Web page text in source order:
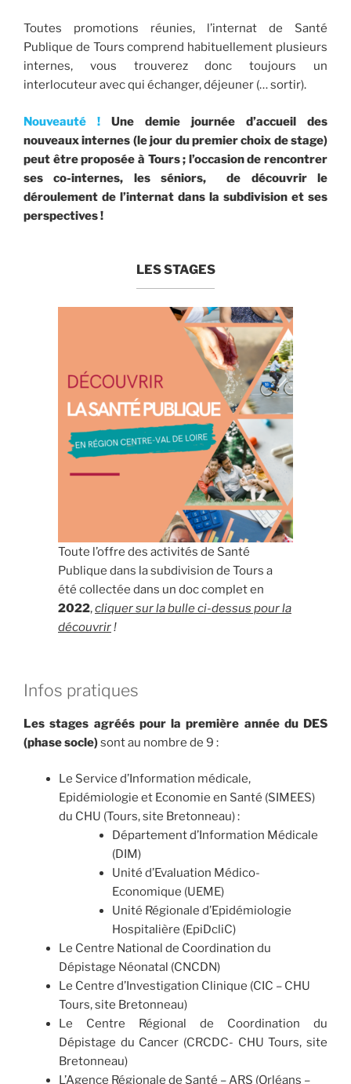
Toutes promotions réunies, l’internat de Santé
Publique de Tours comprend habituellement plusieurs
internes, vous trouverez donc toujours un
interlocuteur avec qui échanger, déjeuner (… sortir).
Nouveauté !
Une demie journée d’accueil des
nouveaux internes (le jour du premier choix de stage)
peut être proposée à Tours ; l’occasion de rencontrer
ses co-internes, les séniors, de découvrir le
déroulement de l’internat dans la subdivision et ses
perspectives !
LES STAGES
Toute l’offre des activités de Santé
Publique dans la subdivision de Tours a
été collectée dans un doc complet en
2022,cliquer sur la bulle ci-dessus pour la
découvrir!
Infos pratiques
Les stages agréés pour la première année du DES
(phase socle)sont au nombre de 9 :
Le Service d’Information médicale,
Epidémiologie et Economie en Santé (SIMEES)
du CHU (Tours, site Bretonneau) :
Département d’Information Médicale
(DIM)
Unité d’Evaluation Médico-
Economique (UEME)
Unité Régionale d’Epidémiologie
Hospitalière (EpiDcliC)
Le Centre National de Coordination du
Dépistage Néonatal (CNCDN)
Le Centre d’Investigation Clinique (CIC – CHU
Tours, site Bretonneau)
Le Centre Régional de Coordination du
Dépistage du Cancer (CRCDC- CHU Tours, site
Bretonneau)
L’Agence Régionale de Santé – ARS (Orléans –